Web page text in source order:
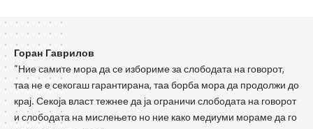
Горан Гаврилов
“Ние самите мора да се избориме за слободата на говорот,
таа не е секогаш гарантирана, таа борба мора да продолжи до
крај. Секоја власт тежнее да ја ограничи слободата на говорот
и слободата на мислењето но ние како медиуми мораме да го